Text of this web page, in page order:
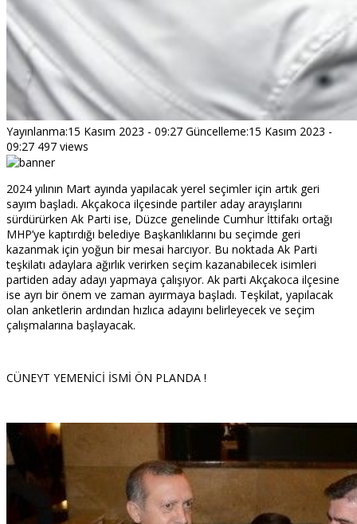
Yayınlanma:15 Kasım 2023 - 09:27 Güncelleme:15 Kasım 2023 -
09:27 497 views
2024 yılının Mart ayında yapılacak yerel seçimler için artık geri
sayım başladı. Akçakoca ilçesinde partiler aday arayışlarını
sürdürürken Ak Parti ise, Düzce genelinde Cumhur İttifakı ortağı
MHP’ye kaptırdığı belediye Başkanlıklarını bu seçimde geri
kazanmak için yoğun bir mesai harcıyor. Bu noktada Ak Parti
teşkilatı adaylara ağırlık verirken seçim kazanabilecek isimleri
partiden aday adayı yapmaya çalışıyor. Ak parti Akçakoca ilçesine
ise ayrı bir önem ve zaman ayırmaya başladı. Teşkilat, yapılacak
olan anketlerin ardından hızlıca adayını belirleyecek ve seçim
çalışmalarına başlayacak.
CÜNEYT YEMENİCİ İSMİ ÖN PLANDA !